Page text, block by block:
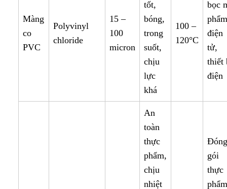
Màng
co
PVC
Polyvinyl
chloride
15 –
100
micron
tốt,
bóng,
trong
suốt,
chịu
lực
khá
100 –
120°C
bọc
điện
tử,
thiết
điện
An
toàn
thực
phẩm,
chịu
nhiệt
Đóng
gói
thực